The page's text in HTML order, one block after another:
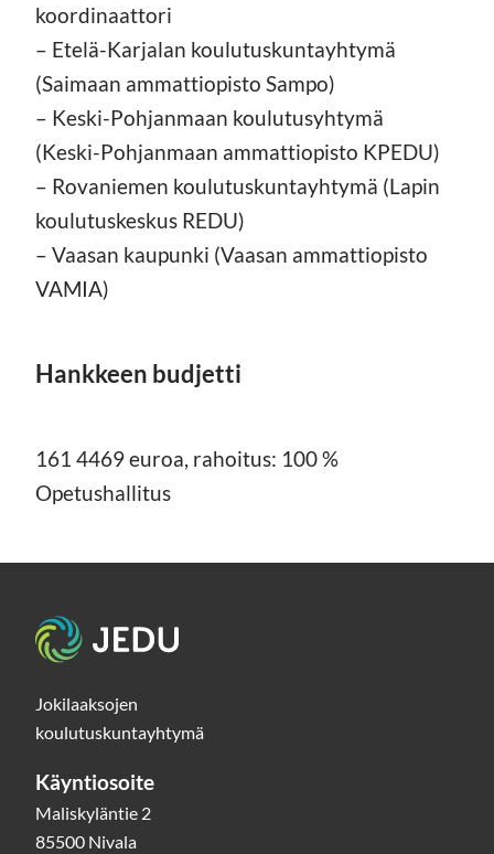
koordinaattori
– Etelä-Karjalan koulutuskuntayhtymä
(Saimaan ammattiopisto Sampo)
– Keski-Pohjanmaan koulutusyhtymä
(Keski-­Pohjanmaan ammattiopisto KPEDU)
– Rovaniemen koulutuskuntayhtymä (Lapin
koulutuskeskus REDU)
– Vaasan kaupunki (Vaasan ammattiopisto
VAMIA)
Hankkeen budjetti
161 4469 euroa, rahoitus: 100 %
Opetushallitus
Etusivu
Jokilaaksojen
koulutuskuntayhtymä
Käyntiosoite
Maliskyläntie 2
85500 Nivala